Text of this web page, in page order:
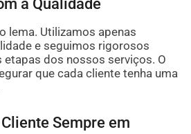
a Qualidade
lema. Utilizamos apenas
e seguimos rigorosos
dos nossos serviços. O
que cada cliente tenha uma
Sempre em